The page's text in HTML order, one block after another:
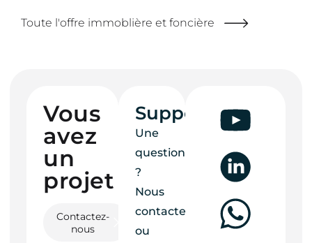
Toute l'offre immoblière et foncière
Vous
avez
un
projet ?
Contactez-
nous
Support
Une
question
?
Nous
contacter
ou